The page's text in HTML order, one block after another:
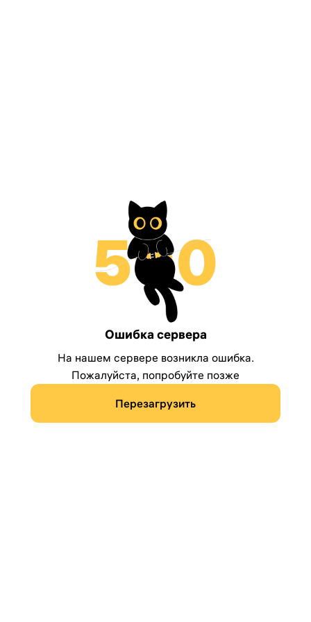
Ошибка сервера
На нашем сервере возникла ошибка.
Пожалуйста, попробуйте позже
Перезагрузить